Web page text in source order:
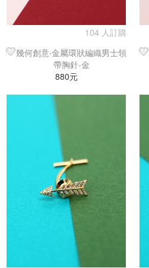
104 人訂購
幾何創意‧金屬環狀編織男士領
帶胸針-金
880元